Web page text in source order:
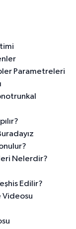
Parametreleri
Nelerdir?
Edilir?
Videosu